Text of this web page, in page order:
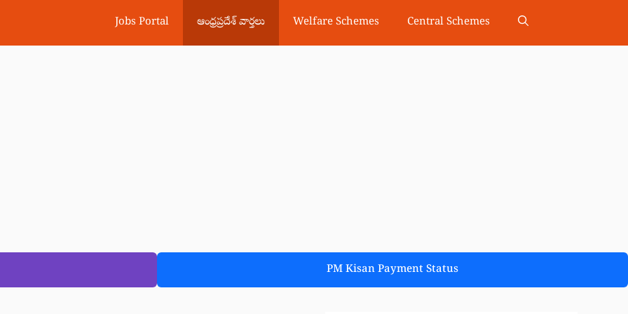
Jobs Portal ఆంధ్రప్రదేశ్ వార్తలు Welfare Schemes Central Schemes
PM Kisan Payment Status